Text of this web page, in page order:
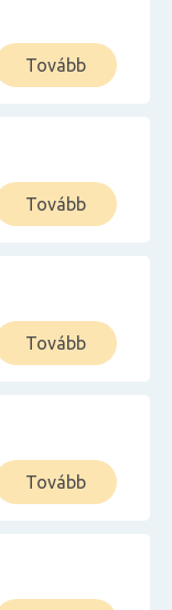
Tovább
Tovább
Tovább
Tovább